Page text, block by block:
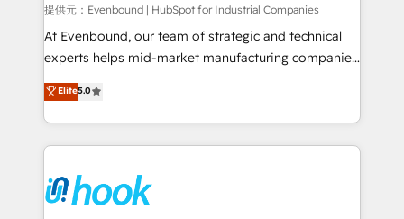
Your team learns while we build. We fix what others
broke. Built for mid-market reality—practical
solutions that work with your actual headcount and
HubSpot partners 🔄 Top 5% globally in client
retention 📅 8+ years of consistent results since 2017
move beyond spreadsheets into unified systems
that drive real business results.
提供元：Evenbound | HubSpot for Industrial Companies
At Evenbound, our team of strategic and technical
experts helps mid-market manufacturing companies
achieve real growth. We specialize in delivering
tailored solutions that drive results by leveraging
HubSpot’s platform and data to fuel success.
Technical Solutions: - HubSpot Technical Consulting -
Onboarding - Data Migration & Integrations -
Technical Audit & Optimization Strategic Solutions: -
Elite5.0